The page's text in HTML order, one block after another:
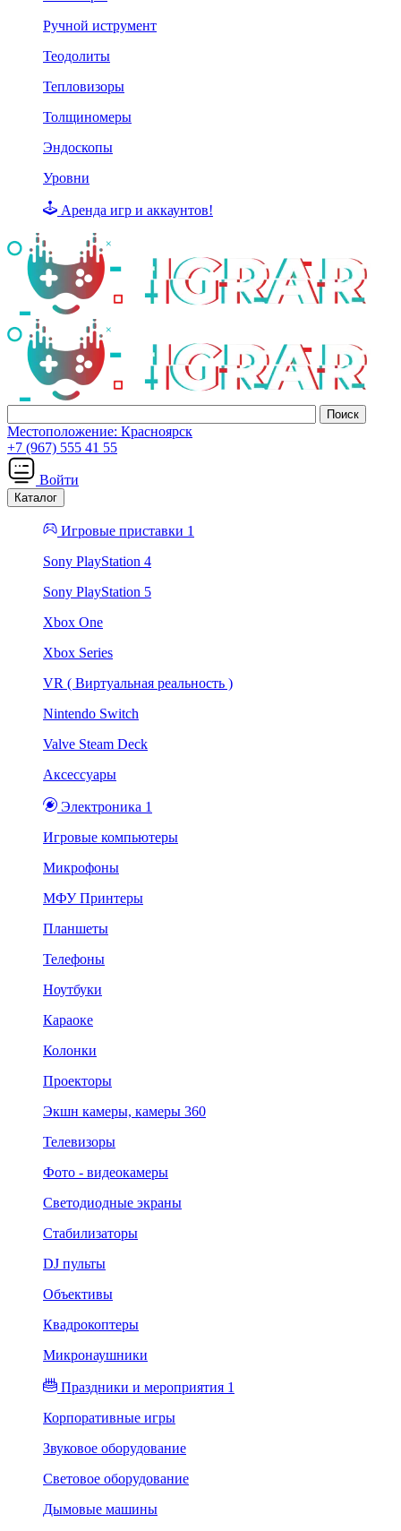
Ручной иструмент
Теодолиты
Тепловизоры
Толщиномеры
Эндоскопы
Уровни
Аренда игр и аккаунтов!
Местоположение: Красноярск
+7 (967) 555 41 55
Войти
Каталог
Игровые приставки 1
Sony PlayStation 4
Sony PlayStation 5
Xbox One
Xbox Series
VR ( Виртуальная реальность )
Nintendo Switch
Valve Steam Deck
Аксессуары
Электроника 1
Игровые компьютеры
Микрофоны
МФУ Принтеры
Планшеты
Телефоны
Ноутбуки
Караоке
Колонки
Проекторы
Экшн камеры, камеры 360
Телевизоры
Фото - видеокамеры
Светодиодные экраны
Стабилизаторы
DJ пульты
Объективы
Квадрокоптеры
Микронаушники
Праздники и мероприятия 1
Корпоративные игры
Звуковое оборудование
Световое оборудование
Дымовые машины